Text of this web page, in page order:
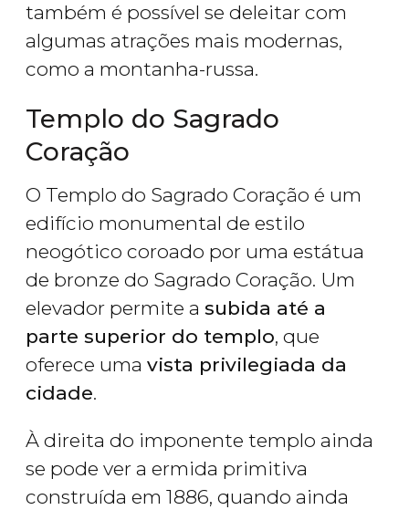
também é possível se deleitar com
algumas atrações mais modernas,
como a montanha-russa.
Templo do Sagrado
Coração
O Templo do Sagrado Coração é um
edifício monumental de estilo
neogótico coroado por uma estátua
de bronze do Sagrado Coração. Um
elevador permite a subida até a
parte superior do templo, que
oferece uma vista privilegiada da
cidade.
À direita do imponente templo ainda
se pode ver a ermida primitiva
construída em 1886, quando ainda